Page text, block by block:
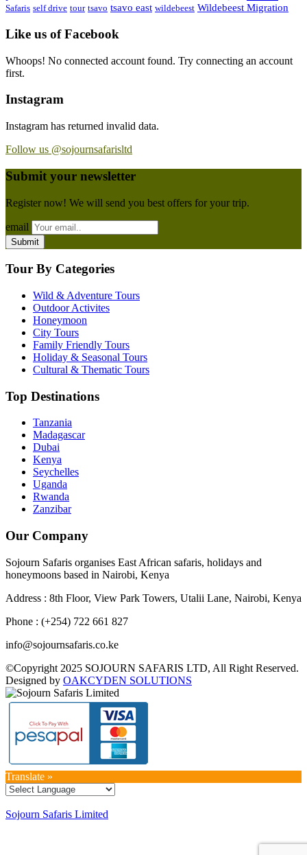
Safaris self drive tour tsavo tsavo east wildebeest Wildebeest Migration
Like us of Facebook
Whoops! No connected account found. Try connecting an account
first.
Instagram
Instagram has returned invalid data.
Follow us @sojournsafarisltd
Submit your newsletter
Register now! We will send you best offers for your trip.
email
Tour By Categories
Wild & Adventure Tours
Outdoor Activites
Honeymoon
City Tours
Family Friendly Tours
Holiday & Seasonal Tours
Cultural & Thematic Tours
Top Destinations
Tanzania
Madagascar
Dubai
Kenya
Seychelles
Uganda
Rwanda
Zanzibar
Our Company
Sojourn Safaris organises East African safaris, holidays and
honeymoons based in Nairobi, Kenya
Address : 8th Floor, View Park Towers, Utalii Lane, Nairobi, Kenya
Phone : (+254) 722 661 827
info@sojournsafaris.co.ke
©Copyright 2025 SOJOURN SAFARIS LTD, All Right Reserved.
Designed by OAKCYDEN SOLUTIONS
Translate »
Sojourn Safaris Limited